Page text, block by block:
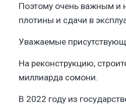
​Поэтому очень важным и
плотины и сдачи в
Уважаемые
​На реконструкцию,
миллиарда сомони.
​В 2022 году из